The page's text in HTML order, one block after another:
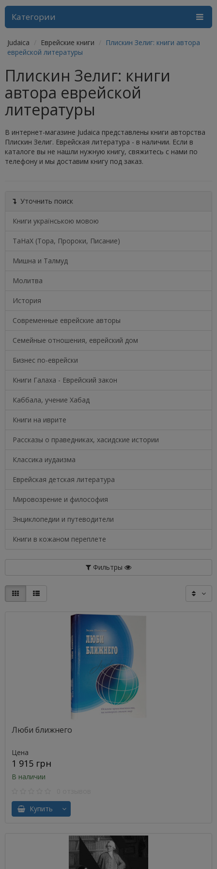
Категории
Judaica Еврейские книги
Плискин Зелиг: книги автора
еврейской литературы
Плискин Зелиг: книги
автора еврейской
литературы
В интернет-магазине Judaica представлены книги авторства
Плискин Зелиг. Еврейская литература - в наличии. Если в
каталоге вы не нашли нужную книгу, свяжитесь с нами по
телефону и мы доставим книгу под заказ.
Уточнить поиск
Книги українською мовою
ТаНаХ (Тора, Пророки, Писание)
Мишна и Талмуд
Молитва
История
Современные еврейские авторы
Семейные отношения, еврейский дом
Бизнес по-еврейски
Книги Галаха - Еврейский закон
Каббала, учение Хабад
Книги на иврите
Рассказы о праведниках, хасидские истории
Классика иудаизма
Еврейская детская литература
Мировозрение и философия
Энциклопедии и путеводители
Книги в кожаном переплете
Фильтры
Люби ближнего
Цена
1 915 грн
В наличии
Купить